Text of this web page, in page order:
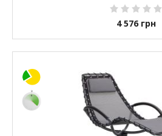
4 576 грн